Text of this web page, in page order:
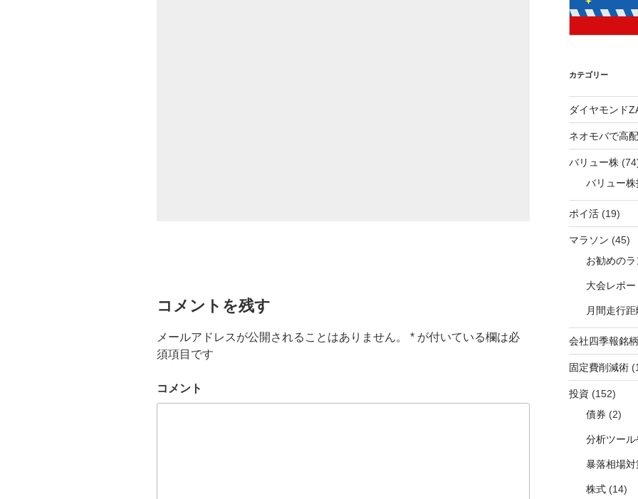
コメントを残す
メールアドレスが公開されることはありません。 * が付いている欄は必
須項目です
コメント
カテゴリー
ダイヤモンド
ネオモバで高
バリュー株
バリュー
ポイ活(19)
マラソン (45)
お勧めの
大会レポー
月間走行距
会社四季報銘
固定費削減術
投資 (152)
債券 (2)
分析ツー
暴落相場対
株式(14)